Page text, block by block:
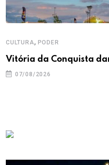
CULTURA, PODER
Vitória da Conquista
07/08/2026